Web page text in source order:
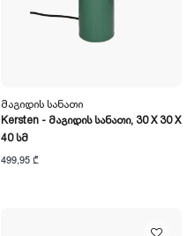
Მაგიდის Სანათი
Kersten - Მაგიდის Სანათი, 30 X 30 X
40 Სმ
499,95 ₾